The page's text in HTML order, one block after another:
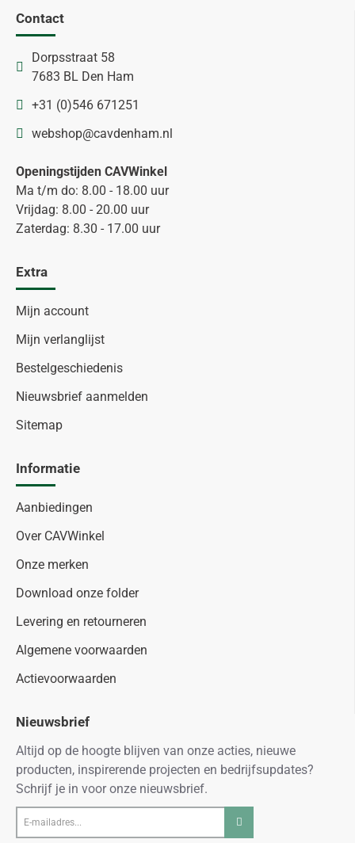
Contact
Dorpsstraat 58
7683 BL Den Ham
+31 (0)546 671251
webshop@cavdenham.nl
Openingstijden CAVWinkel
Ma t/m do: 8.00 - 18.00 uur
Vrijdag: 8.00 - 20.00 uur
Zaterdag: 8.30 - 17.00 uur
Extra
Mijn account
Mijn verlanglijst
Bestelgeschiedenis
Nieuwsbrief aanmelden
Sitemap
Informatie
Aanbiedingen
Over CAVWinkel
Onze merken
Download onze folder
Levering en retourneren
Algemene voorwaarden
Actievoorwaarden
Nieuwsbrief
Altijd op de hoogte blijven van onze acties, nieuwe
producten, inspirerende projecten en bedrijfsupdates?
Schrijf je in voor onze nieuwsbrief.
mailadres...